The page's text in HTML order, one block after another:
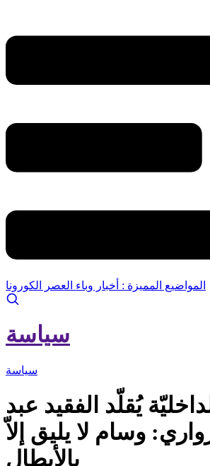
المواضيع المميزة : أخبار وباء العصر الكورونا
سياسة
سياسة
يُقلّد الفقيد عبد
وسام لا يليق إلاّ
بالأبطال